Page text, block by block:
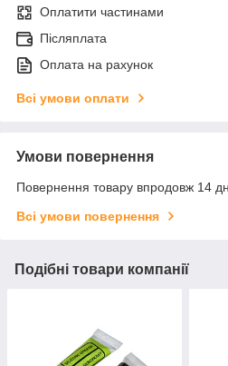
Оплатити частинами
Післяплата
Оплата на рахунок
Всі умови оплати
Умови повернення
Повернення товару впродовж 14
Всі умови повернення
Подібні товари компанії